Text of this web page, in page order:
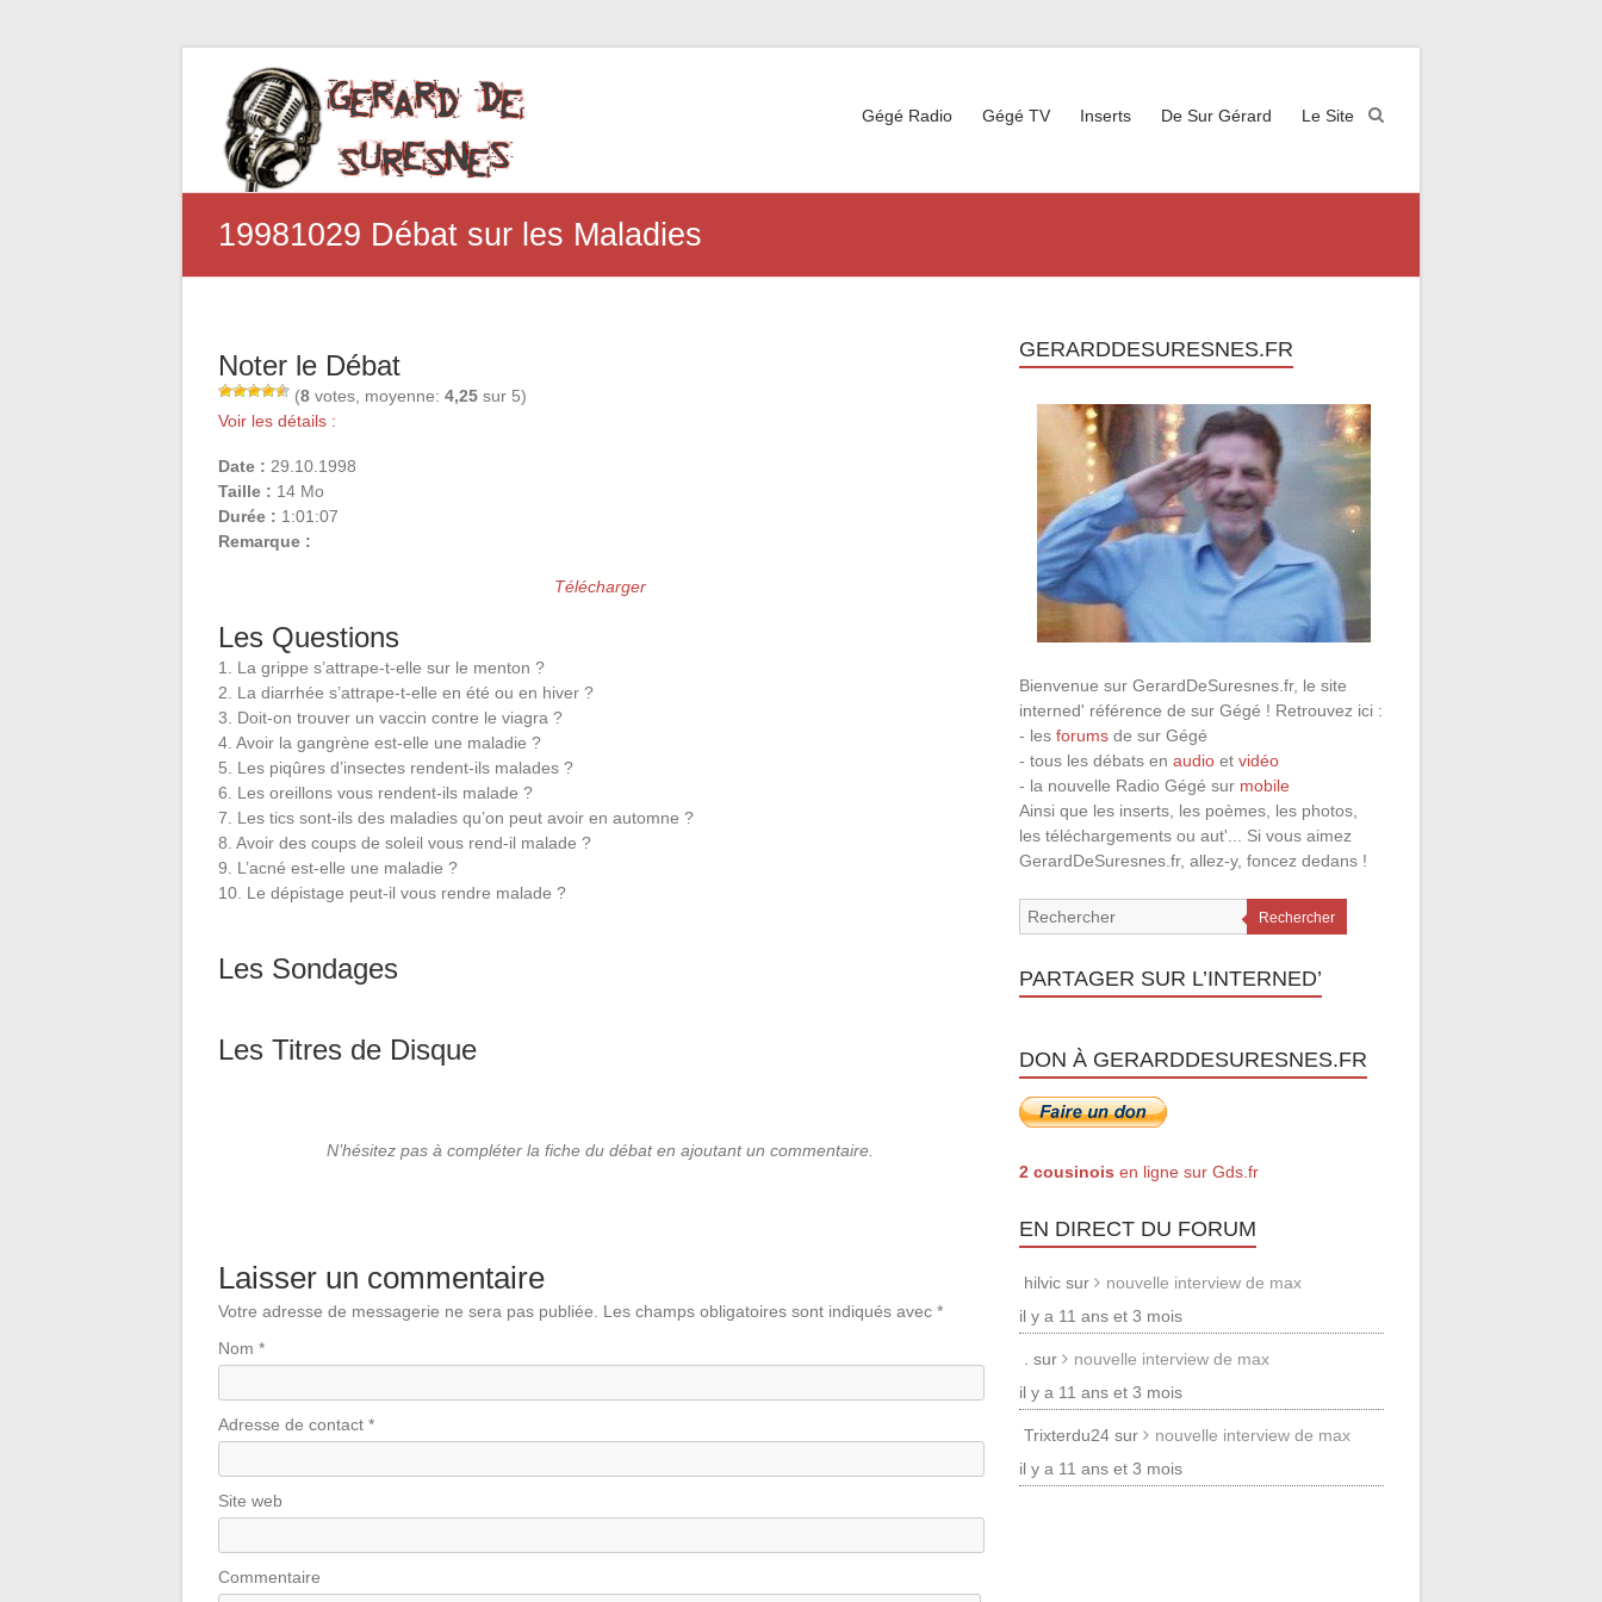
Gégé Radio Gégé TV Inserts De Sur Gérard Le Site
19981029 Débat sur les Maladies
Noter le Débat
(8 votes, moyenne: 4,25 sur 5)
Voir les détails :
Date : 29.10.1998
Taille : 14 Mo
Durée : 1:01:07
Remarque :
Télécharger
Les Questions
1. La grippe s’attrape-t-elle sur le menton ?
2. La diarrhée s’attrape-t-elle en été ou en hiver ?
3. Doit-on trouver un vaccin contre le viagra ?
4. Avoir la gangrène est-elle une maladie ?
5. Les piqûres d’insectes rendent-ils malades ?
6. Les oreillons vous rendent-ils malade ?
7. Les tics sont-ils des maladies qu’on peut avoir en automne ?
8. Avoir des coups de soleil vous rend-il malade ?
9. L’acné est-elle une maladie ?
10. Le dépistage peut-il vous rendre malade ?
Les Sondages
Les Titres de Disque
N’hésitez pas à compléter la fiche du débat en ajoutant un commentaire.
Laisser un commentaire
Votre adresse de messagerie ne sera pas publiée. Les champs obligatoires sont indiqués avec *
Nom *
Adresse de contact *
Site web
Commentaire
GERARDDESURESNES.FR
Bienvenue sur GerardDeSuresnes.fr, le site
interned' référence de sur Gégé ! Retrouvez ici :
- lesforums de sur Gégé
- tous les débats enaudio etvidéo
- la nouvelle Radio Gégé sur mobile
Ainsi que les inserts, les poèmes, les photos,
les téléchargements ou aut'... Si vous aimez
GerardDeSuresnes.fr, allez-y, foncez dedans !
Rechercher
PARTAGER SUR L’INTERNED’
DON À GERARDDESURESNES.FR
2 cousinois en ligne sur Gds.fr
EN DIRECT DU FORUM
hilvic sur
nouvelle interview de max
il y a 11 ans et 3 mois
. sur
nouvelle interview de max
il y a 11 ans et 3 mois
Trixterdu24 sur
nouvelle interview de max
il y a 11 ans et 3 mois